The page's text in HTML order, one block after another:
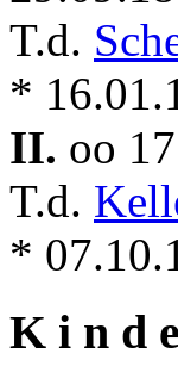
T.d.
*
II. oo
T.d.
*
K i n d